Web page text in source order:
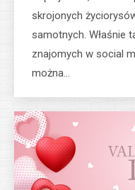
skrojonych
samotnych. Właśnie
znajomych w social
można…